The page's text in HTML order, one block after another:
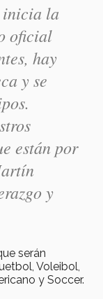
inicia la
oficial
hay
y se
están por
y
serán
Voleibol,
y Soccer.